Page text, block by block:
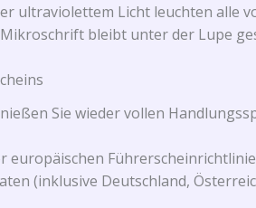
ultraviolettem Licht leuchten alle
bleibt unter der Lupe
Sie wieder vollen
europäischen
(inklusive Deutschland,